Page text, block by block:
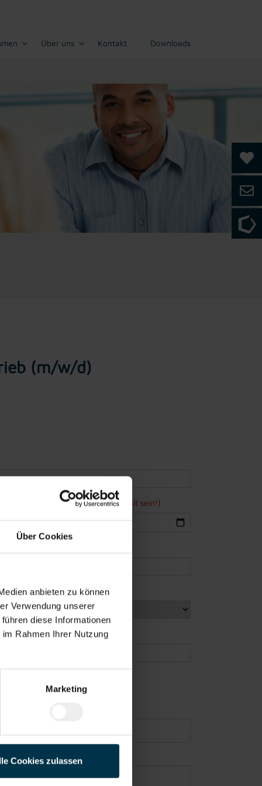
Über Cookies
anbieten zu können
Verwendung unserer
diese Informationen
Rahmen Ihrer Nutzung
Marketing
Cookies zulassen
Über uns Kontakt Downloads
(m/w/d)
Bewerbung mindestens 15 Jahre alt sein!)